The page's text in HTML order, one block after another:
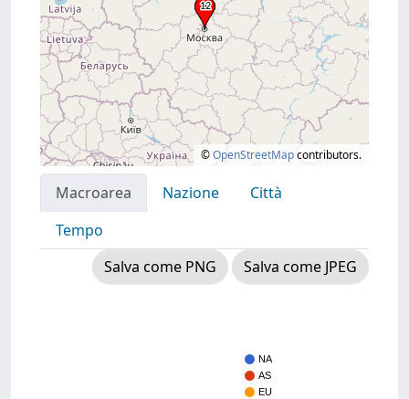
©OpenStreetMapcontributors.
Macroarea Nazione
Città
Tempo
Salva come PNG
Salva come JPEG
NA
AS
EU